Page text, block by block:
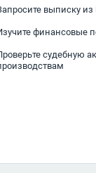
выписку
финансовые
судебную